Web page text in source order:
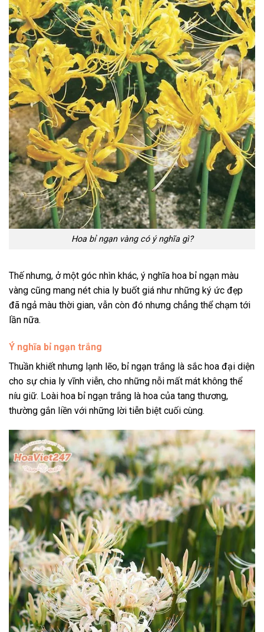
Hoa bỉ ngạn vàng có ý nghĩa gì?
Thế nhưng, ở một góc nhìn khác, ý nghĩa hoa bỉ ngạn màu
vàng cũng mang nét chia ly buốt giá như những ký ức đẹp
đã ngả màu thời gian, vẫn còn đó nhưng chẳng thể chạm tới
lần nữa.
Ý nghĩa bỉ ngạn trắng
Thuần khiết nhưng lạnh lẽo, bỉ ngạn trắng là sắc hoa đại diện
cho sự chia ly vĩnh viễn, cho những nỗi mất mát không thể
níu giữ. Loài hoa bỉ ngạn trắng là hoa của tang thương,
thường gắn liền với những lời tiễn biệt cuối cùng.